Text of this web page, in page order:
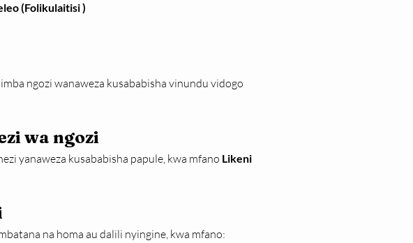
(Folikulaitisi )
ngozi wanaweza kusababisha vinundu vidogo
wa ngozi
yanaweza kusababisha papule, kwa mfano Likeni
na homa au dalili nyingine, kwa mfano: